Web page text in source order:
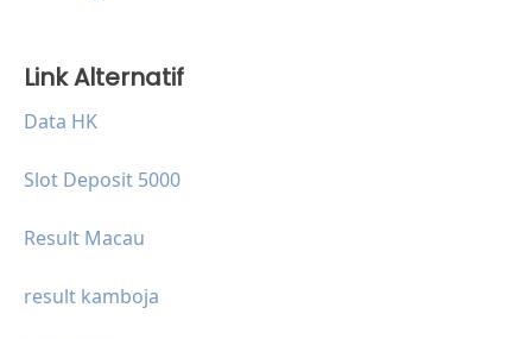
Link Alternatif
Data HK
Slot Deposit 5000
Result Macau
result kamboja